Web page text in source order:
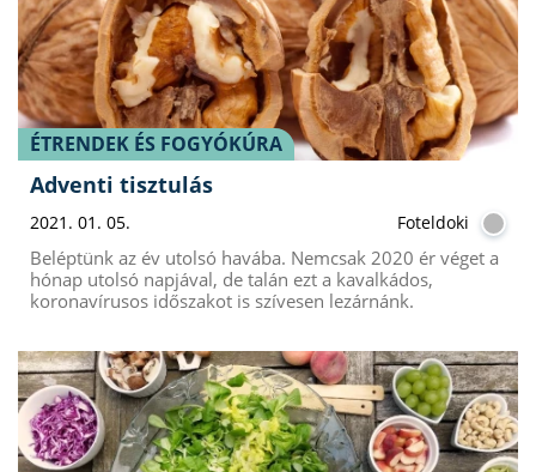
ÉTRENDEK ÉS FOGYÓKÚRA
Adventi tisztulás
2021. 01. 05. Foteldoki
Beléptünk az év utolsó havába. Nemcsak 2020 ér véget a
hónap utolsó napjával, de talán ezt a kavalkádos,
koronavírusos időszakot is szívesen lezárnánk.